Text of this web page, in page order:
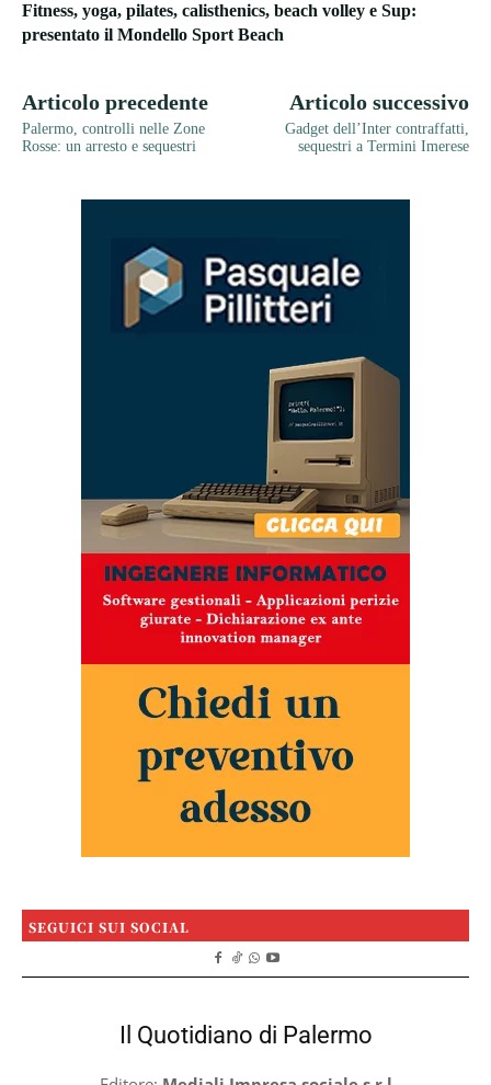
Fitness, yoga, pilates, calisthenics, beach volley e Sup:
presentato il Mondello Sport Beach
Articolo precedente
Palermo, controlli nelle Zone
Rosse: un arresto e sequestri
Articolo successivo
Gadget dell’Inter contraffatti,
sequestri a Termini Imerese
SEGUICI SUI SOCIAL
Il Quotidiano di Palermo